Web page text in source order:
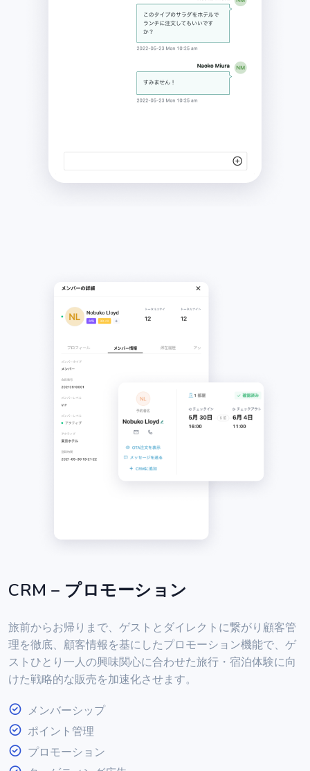
CRM – プロモーション
旅前からお帰りまで、ゲストとダイレクトに繋がり顧客管
理を徹底、顧客情報を基にしたプロモーション機能で、ゲ
ストひとり一人の興味関心に合わせた旅行・宿泊体験に向
けた戦略的な販売を加速化させます。
メンバーシップ
ポイント管理
プロモーション